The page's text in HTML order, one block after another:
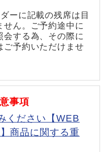
ーに記載の残席は目
せん。ご予約途中に
会する為、その際に
ご予約いただけませ
事項
ください【WEB
商品に関する重